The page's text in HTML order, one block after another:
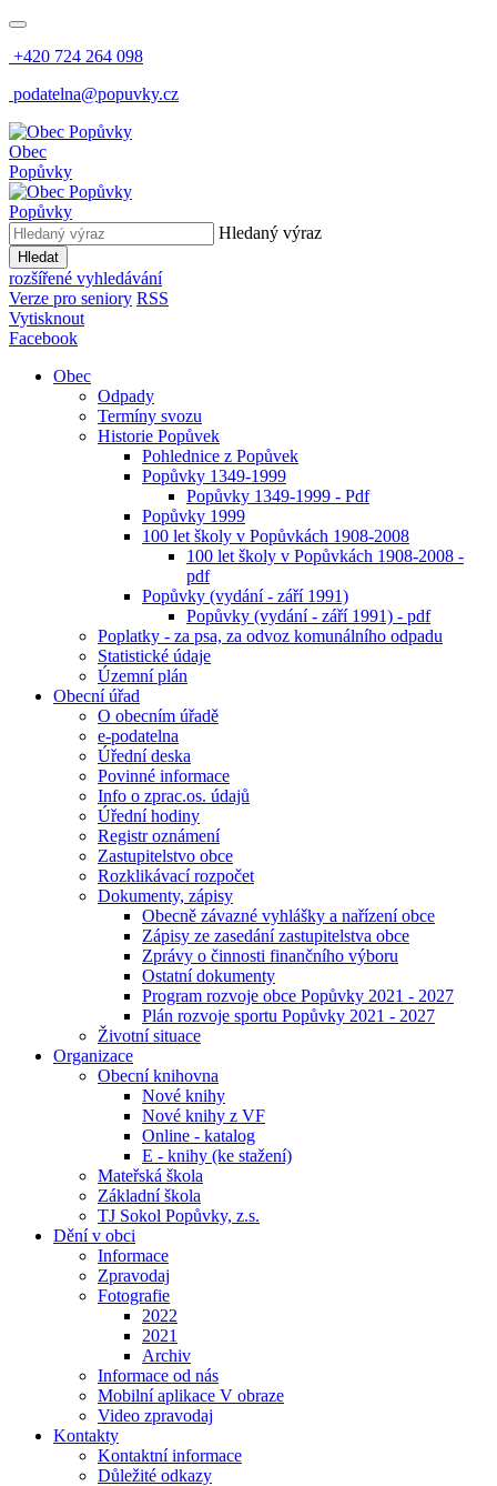
+420 724 264 098
podatelna@popuvky.cz
Obec
Popůvky
Popůvky
Hledaný výraz
Hledat
rozšířené vyhledávání
Verze pro seniory RSS
Vytisknout
Facebook
Obec
Odpady
Termíny svozu
Historie Popůvek
Pohlednice z Popůvek
Popůvky 1349-1999
Popůvky 1349-1999 - Pdf
Popůvky 1999
100 let školy v Popůvkách 1908-2008
100 let školy v Popůvkách 1908-2008 -
pdf
Popůvky (vydání - září 1991)
Popůvky (vydání - září 1991) - pdf
Poplatky - za psa, za odvoz komunálního odpadu
Statistické údaje
Územní plán
Obecní úřad
O obecním úřadě
e-podatelna
Úřední deska
Povinné informace
Info o zprac.os. údajů
Úřední hodiny
Registr oznámení
Zastupitelstvo obce
Rozklikávací rozpočet
Dokumenty, zápisy
Obecně závazné vyhlášky a nařízení obce
Zápisy ze zasedání zastupitelstva obce
Zprávy o činnosti finančního výboru
Ostatní dokumenty
Program rozvoje obce Popůvky 2021 - 2027
Plán rozvoje sportu Popůvky 2021 - 2027
Životní situace
Organizace
Obecní knihovna
Nové knihy
Nové knihy z VF
Online - katalog
E - knihy (ke stažení)
Mateřská škola
Základní škola
TJ Sokol Popůvky, z.s.
Dění v obci
Informace
Zpravodaj
Fotografie
2022
2021
Archiv
Informace od nás
Mobilní aplikace V obraze
Video zpravodaj
Kontakty
Kontaktní informace
Důležité odkazy